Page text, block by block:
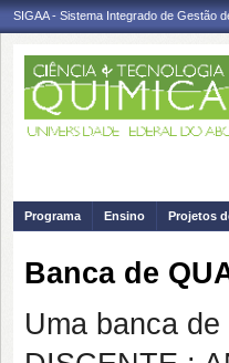
SIGAA - Sistema Integrado de Gestão
Programa Ensino Projetos
Banca de
Uma banca